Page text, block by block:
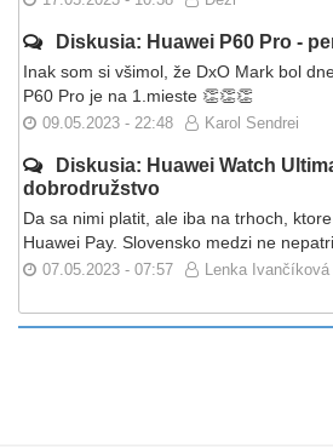
Diskusia: Huawei P60 Pro -
Inak som si všimol, že DxO Mark bol
P60 Pro je na 1.mieste 👏👏👏
09.05.2023 - 22:48 Karol Sendrei
Diskusia: Huawei Watch
dobrodružstvo
Da sa nimi platit, ale iba na trhoch,
Huawei Pay. Slovensko medzi ne nepatri.
07.05.2023 - 07:57 Lenka Ivančíková